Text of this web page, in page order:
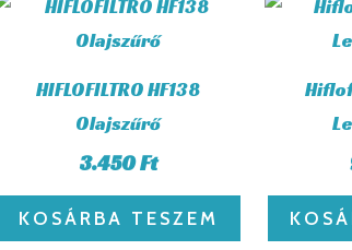
HIFLOFILTRO HF138
Olajszűrő
3.450Ft
KOSÁRBA TESZEM